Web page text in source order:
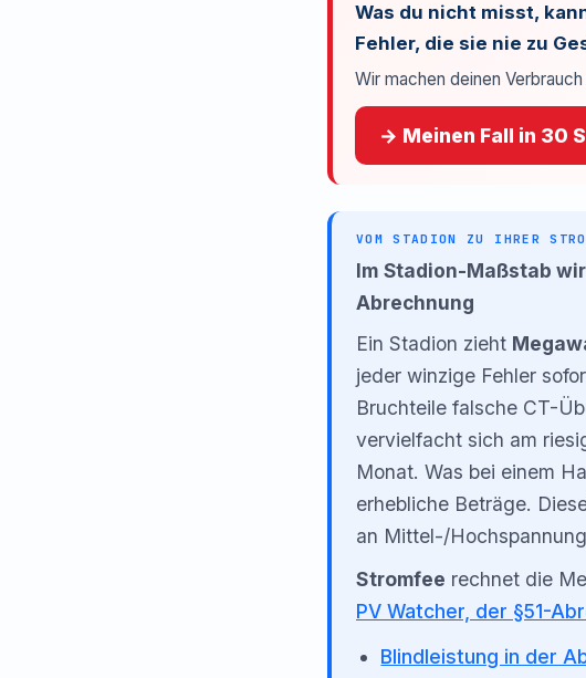
Was du nicht misst,
Fehler, die sie nie zu
Wir machen deinen
→ Meinen Fall in 30
VOM STADION ZU IHRER
Im Stadion-Maßstab
Abrechnung
Ein Stadion zieht
jeder winzige Fehler
Bruchteile falsche CT-
vervielfacht sich am
Monat. Was bei einem
erhebliche Beträge.
an Mittel-/
Stromfee rechnet die
PV Watcher, der §51-
Blindleistung in der